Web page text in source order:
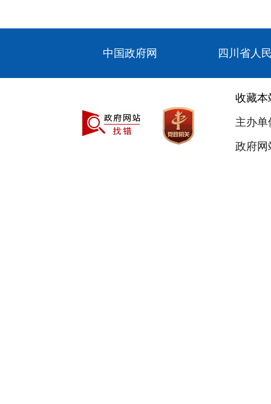
中国政府网 四川省人
收藏本
主办
政府网